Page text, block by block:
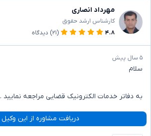
مهرداد انصاری
کارشناس ارشد حقوق
۴.۸
(۲۱) دیدگاه
۵ سال پیش
سلام
به دفاتر خدمات الکترونیک قضایی مراجعه نمایید .
دریافت مشاوره از این وکیل